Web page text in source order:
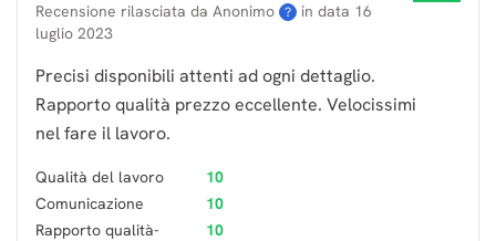
Recensione rilasciata da Anonimo ? in data 16
luglio 2023
Precisi disponibili attenti ad ogni dettaglio.
Rapporto qualità prezzo eccellente. Velocissimi
nel fare il lavoro.
Qualità del lavoro
10
Comunicazione
10
Rapporto qualità-
10